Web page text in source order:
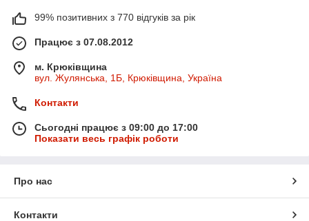
99% позитивних з 770 відгуків за рік
Працює з 07.08.2012
м. Крюківщина
вул. Жулянська, 1Б, Крюківщина, Україна
Контакти
Сьогодні працює з 09:00 до 17:00
Показати весь графік роботи
Про нас
Контакти